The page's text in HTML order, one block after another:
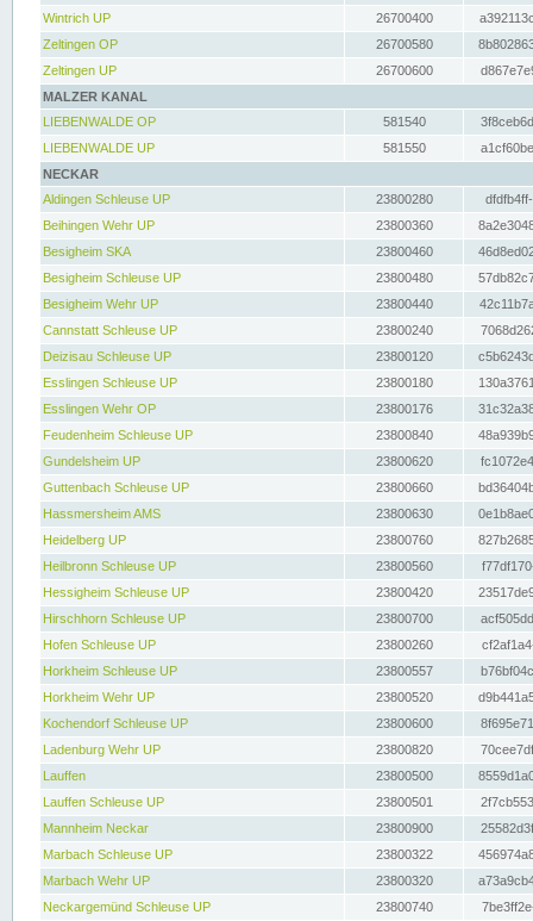
Wintrich UP
26700400
Zeltingen OP
26700580
Zeltingen UP
26700600
MALZER KANAL
LIEBENWALDE OP
581540
LIEBENWALDE UP
581550
NECKAR
Aldingen Schleuse UP
23800280
Beihingen Wehr UP
23800360
Besigheim SKA
23800460
Besigheim Schleuse UP
23800480
Besigheim Wehr UP
23800440
Cannstatt Schleuse UP
23800240
Deizisau Schleuse UP
23800120
Esslingen Schleuse UP
23800180
Esslingen Wehr OP
23800176
Feudenheim Schleuse UP
23800840
Gundelsheim UP
23800620
Guttenbach Schleuse UP
23800660
Hassmersheim AMS
23800630
Heidelberg UP
23800760
Heilbronn Schleuse UP
23800560
Hessigheim Schleuse UP
23800420
Hirschhorn Schleuse UP
23800700
Hofen Schleuse UP
23800260
Horkheim Schleuse UP
23800557
Horkheim Wehr UP
23800520
Kochendorf Schleuse UP
23800600
Ladenburg Wehr UP
23800820
Lauffen
23800500
Lauffen Schleuse UP
23800501
Mannheim Neckar
23800900
Marbach Schleuse UP
23800322
Marbach Wehr UP
23800320
Neckargemünd Schleuse UP
23800740